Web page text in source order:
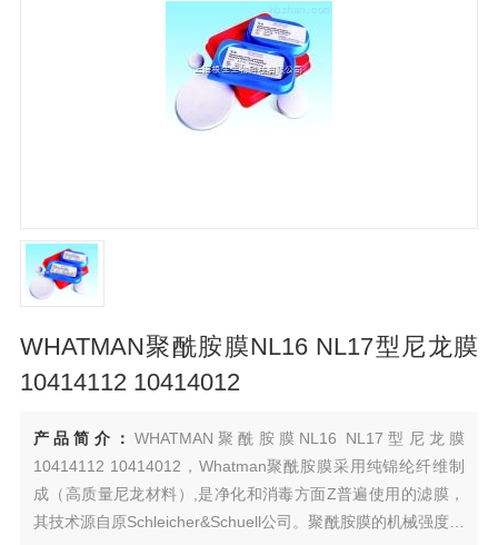
WHATMAN聚酰胺膜NL16 NL17型尼龙膜
10414112 10414012
产品简介： WHATMAN聚酰胺膜NL16 NL17型尼龙膜
10414112 10414012，Whatman聚酰胺膜采用纯锦纶纤维制
成（高质量尼龙材料）,是净化和消毒方面Z普遍使用的滤膜，
其技术源自原Schleicher&Schuell公司。聚酰胺膜的机械强度非